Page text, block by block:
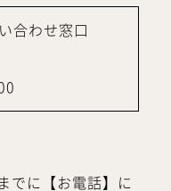
合わせ窓口
でに【お電話】に